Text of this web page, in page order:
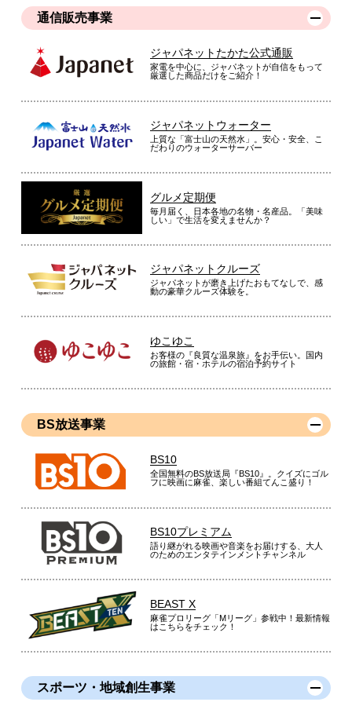
通信販売事業
ジャパネットたかた公式通販
家電を中心に、ジャパネットが自信をもって
厳選した商品だけをご紹介！
ジャパネットウォーター
上質な「富士山の天然水」。安心・安全、こ
だわりのウォーターサーバー
グルメ定期便
毎月届く、日本各地の名物・名産品。「美味
しい」で生活を変えませんか？
ジャパネットクルーズ
ジャパネットが磨き上げたおもてなしで、感
動の豪華クルーズ体験を。
ゆこゆこ
お客様の『良質な温泉旅』をお手伝い。国内
の旅館・宿・ホテルの宿泊予約サイト
BS放送事業
BS10
全国無料のBS放送局『BS10』。クイズにゴル
フに映画に麻雀、楽しい番組てんこ盛り！
BS10プレミアム
語り継がれる映画や音楽をお届けする、大人
のためのエンタテインメントチャンネル
BEAST X
麻雀プロリーグ「Mリーグ」参戦中！最新情報
はこちらをチェック！
スポーツ・地域創生事業